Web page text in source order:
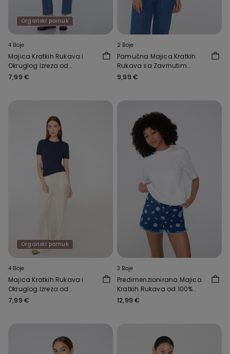
Organski pamuk
4 Boje
Majica Kratkih Rukava i
Okruglog Izreza od
Rastezljivog Organskog
7,99 €
2 Boje
Pamučna Majica Kratkih
Rukava sa Zavrnutim
Kimono Rukavima
9,99 €
Organski pamuk
4 Boje
Majica Kratkih Rukava i
Okruglog Izreza od
Rastezljivog Organskog
7,99 €
3 Boje
Predimenzionirana Majica
Kratkih Rukava od 100%
Pamuka Srednje Težine
12,99 €